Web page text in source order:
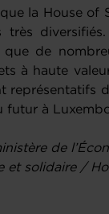
la House of
très
de
à haute
représentatifs
futur à
de
et solidaire /